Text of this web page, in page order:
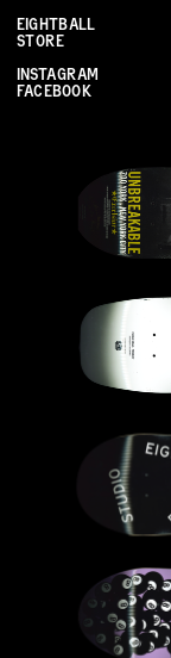
EIGHTBALL
STORE
INSTAGRAM
FACEBOOK